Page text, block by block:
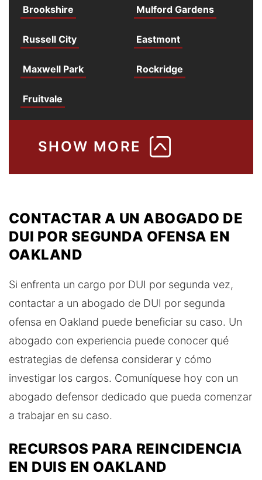
Brookshire Mulford Gardens
Russell City Eastmont
Maxwell Park Rockridge
Fruitvale
CONTACTAR A UN ABOGADO DE
DUI POR SEGUNDA OFENSA EN
OAKLAND
Si enfrenta un cargo por DUI por segunda vez,
contactar a un abogado de DUI por segunda
ofensa en Oakland puede beneficiar su caso. Un
abogado con experiencia puede conocer qué
estrategias de defensa considerar y cómo
investigar los cargos. Comuníquese hoy con un
abogado defensor dedicado que pueda comenzar
a trabajar en su caso.
RECURSOS PARA REINCIDENCIA
EN DUIS EN OAKLAND